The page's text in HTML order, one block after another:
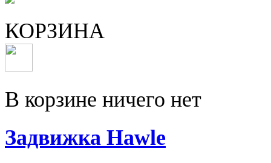
КОРЗИНА
В корзине ничего нет
Задвижка Hawle